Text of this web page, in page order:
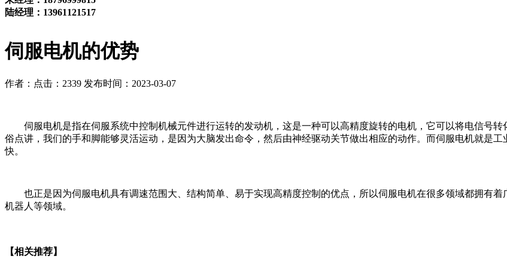
伺服电机的优势
作者： 点击：2339 发布时间：2023-03-07
伺服电机是指在伺服系统中控制机械元件进行运转的发动机，这是一种可以高精度旋转的电机，它可以将电信号转
俗点讲，我们的手和脚能够灵活运动，是因为大脑发出命令，然后由神经驱动关节做出相应的动作。而伺服电机就是
快。
也正是因为伺服电机具有调速范围大、结构简单、易于实现高精度控制的优点，所以伺服电机在很多领域都拥有着
机器人等领域。
【相关推荐】
陆经理：13961121517